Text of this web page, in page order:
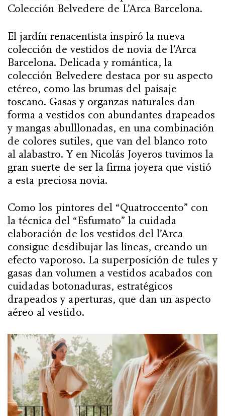
Colección Belvedere de L’Arca Barcelona.
El jardín renacentista inspiró la nueva
colección de vestidos de novia de l’Arca
Barcelona. Delicada y romántica, la
colección Belvedere destaca por su aspecto
etéreo, como las brumas del paisaje
toscano. Gasas y organzas naturales dan
forma a vestidos con abundantes drapeados
y mangas abulllonadas, en una combinación
de colores sutiles, que van del blanco roto
al alabastro. Y en Nicolás Joyeros tuvimos la
gran suerte de ser la firma joyera que vistió
a esta preciosa novia.
Como los pintores del “Quatroccento” con
la técnica del “Esfumato” la cuidada
elaboración de los vestidos del l’Arca
consigue desdibujar las líneas, creando un
efecto vaporoso. La superposición de tules y
gasas dan volumen a vestidos acabados con
cuidadas botonaduras, estratégicos
drapeados y aperturas, que dan un aspecto
aéreo al vestido.